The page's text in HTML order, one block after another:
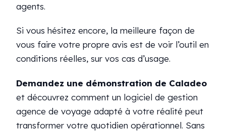
agents.
Si vous hésitez encore, la meilleure façon de
vous faire votre propre avis est de voir l’outil en
conditions réelles, sur vos cas d’usage.
Demandez une démonstration de Caladeo
et découvrez comment un logiciel de gestion
agence de voyage adapté à votre réalité peut
transformer votre quotidien opérationnel. Sans